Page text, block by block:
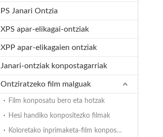
PS Janari Ontzia
XPS apar-elikagai-ontziak
XPP apar-elikagaien ontziak
Janari-ontziak konpostagarriak
Ontziratzeko film malguak
Film konposatu bero eta hotzak
Hesi handiko konpositezko filmak
Koloretako inprimaketa-film konposatuak